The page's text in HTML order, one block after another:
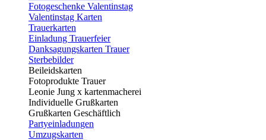
Fotogeschenke Valentinstag
Valentinstag Karten
Trauerkarten
Einladung Trauerfeier
Danksagungskarten Trauer
Sterbebilder
Beileidskarten
Fotoprodukte Trauer
Leonie Jung x kartenmacherei
Individuelle Grußkarten
Grußkarten Geschäftlich
Partyeinladungen
Umzugskarten